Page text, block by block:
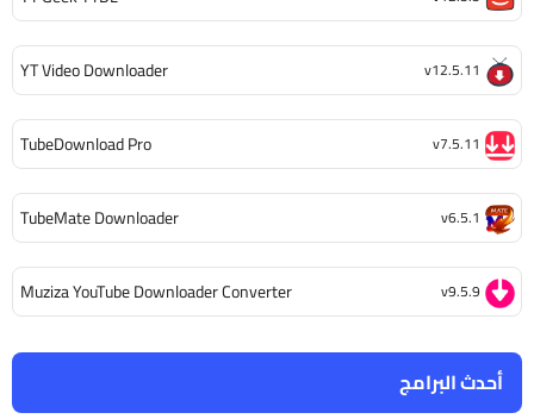
أحدث البرامج
YT Video Downloader v12.5.11
TubeDownload Pro v7.5.11
TubeMate Downloader v6.5.1
Muziza YouTube Downloader Converter v9.5.9